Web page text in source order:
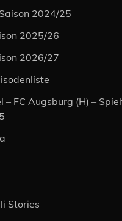
2024/25
2025/26
2026/27
– FC Augsburg (H) –
Stories